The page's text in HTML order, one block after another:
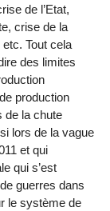
de l’Etat,
crise de la
Tout cela
des limites
production
de la chute
lors de la vague
et qui
qui s’est
guerres dans
le système de